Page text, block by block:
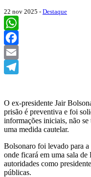
22 nov 2025 - Destaque
WhatsApp
Facebook
Email
O ex-presidente Jair
prisão é preventiva e foi
informações iniciais, não
uma medida cautelar.
Bolsonaro foi levado para
onde ficará em uma sala de
autoridades como
públicas.